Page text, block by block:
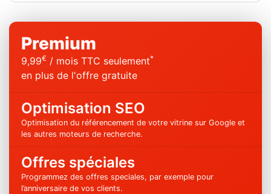
Premium
9,99€ / mois TTC seulement*
en plus de l'offre gratuite
Optimisation SEO
Optimisation du référencement de votre vitrine sur Google et
les autres moteurs de recherche.
Offres spéciales
Programmez des offres speciales, par exemple pour
l’anniversaire de vos clients.